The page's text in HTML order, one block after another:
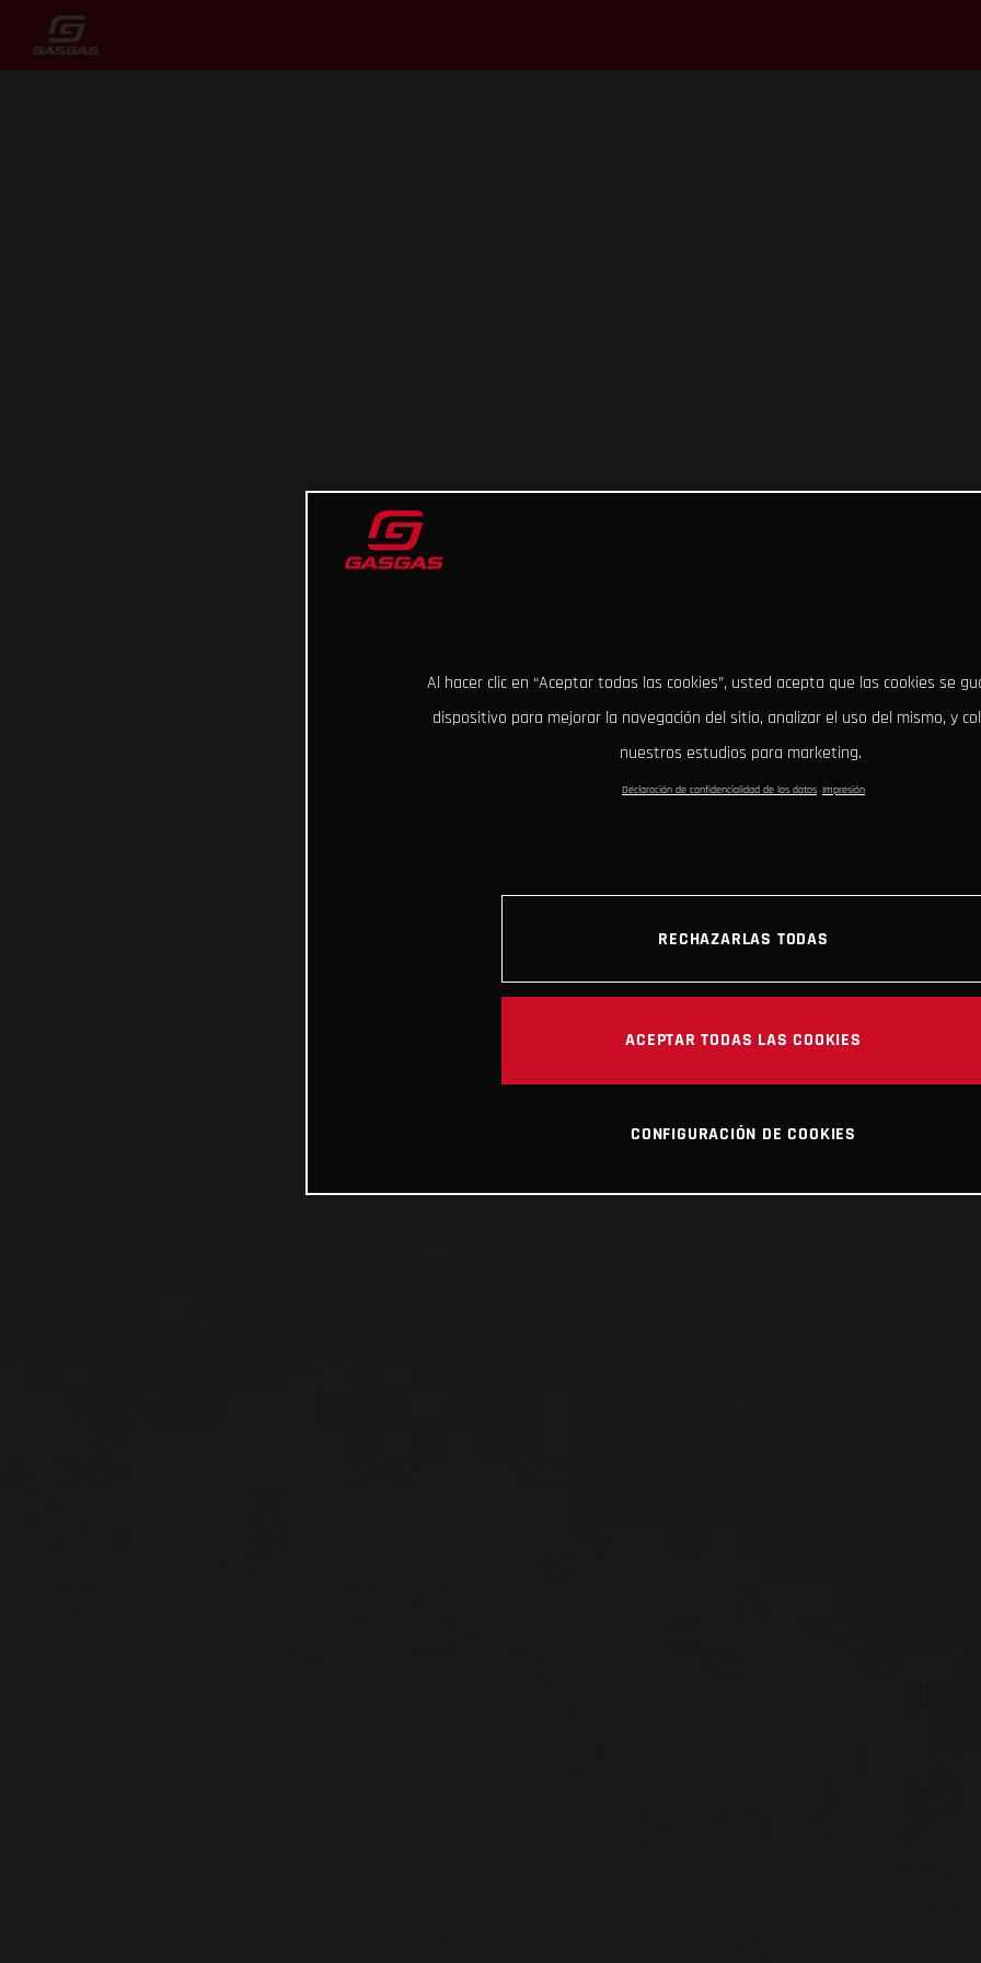
Al hacer clic en “Aceptar todas las cookies”, usted acepta que las cookies se
dispositivo para mejorar la navegación del sitio, analizar el uso del mismo, y
nuestros estudios para marketing.
Declaración de confidencialidad de los datos Impresión
RECHAZARLAS TODAS
ACEPTAR TODAS LAS COOKIES
CONFIGURACIÓN DE COOKIES